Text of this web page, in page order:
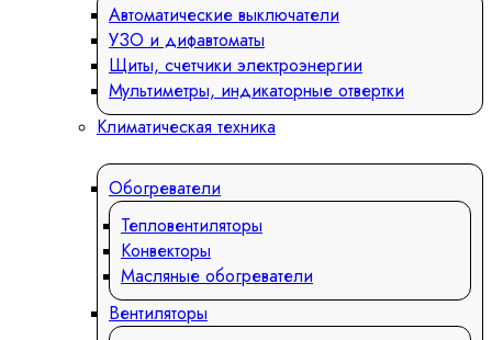
Автоматические выключатели
УЗО и дифавтоматы
Щиты, счетчики электроэнергии
Мультиметры, индикаторные отвертки
Климатическая техника
Обогреватели
Тепловентиляторы
Конвекторы
Масляные обогреватели
Вентиляторы